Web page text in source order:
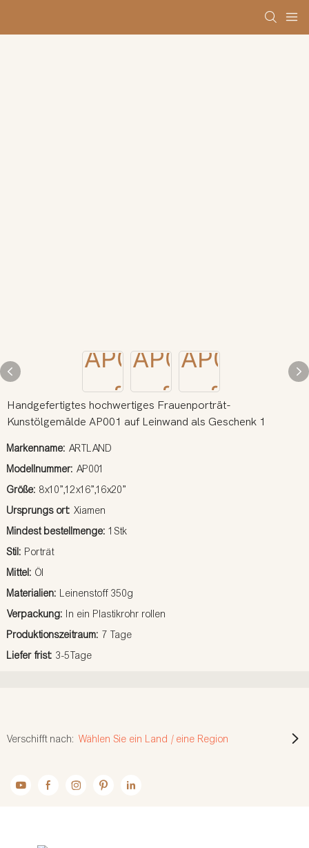
Handgefertigtes hochwertiges Frauenporträt-
Kunstölgemälde AP001 auf Leinwand als Geschenk 1
Markenname: ARTLAND
Modellnummer: AP001
Größe: 8x10”,12x16”,16x20”
Ursprungs ort: Xiamen
Mindest bestellmenge:1Stk
Stil: Porträt
Mittel: Öl
Materialien: Leinenstoff 350g
Verpackung: In ein Plastikrohr rollen
Produktionszeitraum: 7 Tage
Liefer frist: 3-5Tage
Verschifft nach: Wählen Sie ein Land / eine Region